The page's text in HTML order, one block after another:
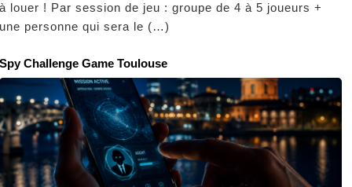
louer ! Par session de jeu : groupe de 4 à 5 joueurs +
personne qui sera le (…)
Challenge Game Toulouse